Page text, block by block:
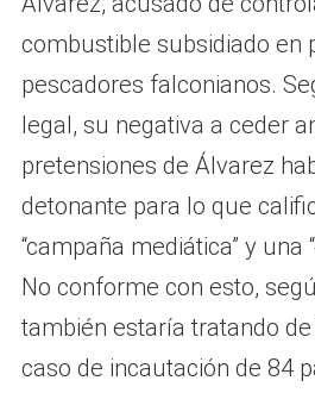
combustible subsidiado en
pescadores falconianos.
legal, su negativa a ceder
pretensiones de Álvarez
detonante para lo que
“campaña mediática” y una
No conforme con esto,
también estaría tratando
caso de incautación de 84